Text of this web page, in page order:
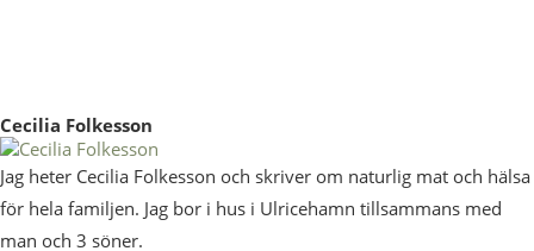
Cecilia Folkesson
Jag heter Cecilia Folkesson och skriver om naturlig mat och hälsa
för hela familjen. Jag bor i hus i Ulricehamn tillsammans med
man och 3 söner.